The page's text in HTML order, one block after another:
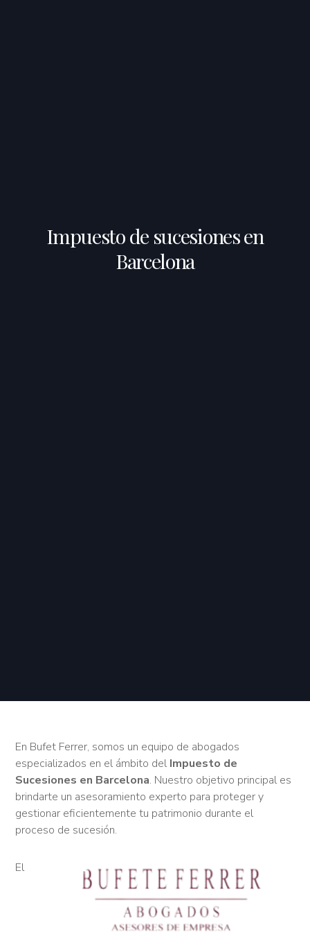
Impuesto de sucesiones en
Barcelona
En Bufet Ferrer, somos un equipo de abogados
especializados en el ámbito del Impuesto de
Sucesiones en Barcelona. Nuestro objetivo principal es
brindarte un asesoramiento experto para proteger y
gestionar eficientemente tu patrimonio durante el
proceso de sucesión.
El